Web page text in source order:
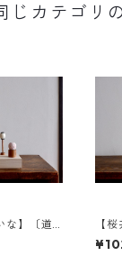
じカテゴリ
な】〔道
座雛〉a
【
具セ